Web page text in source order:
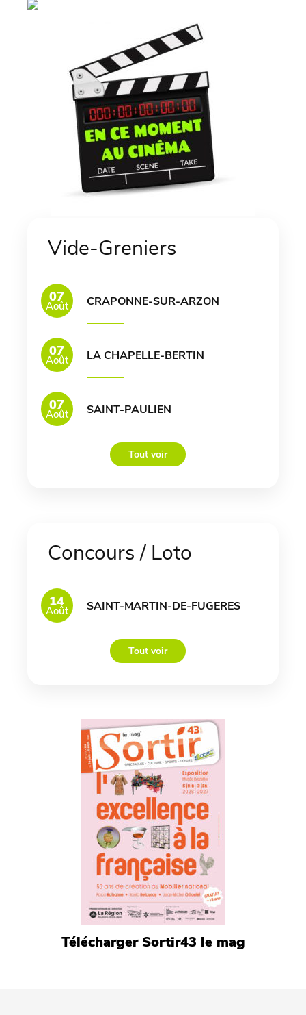
Vide-Greniers
07
Août CRAPONNE-SUR-ARZON
07
Août LA CHAPELLE-BERTIN
07
Août SAINT-PAULIEN
Tout voir
Concours / Loto
14
Août SAINT-MARTIN-DE-FUGERES
Tout voir
Télécharger Sortir43 le mag